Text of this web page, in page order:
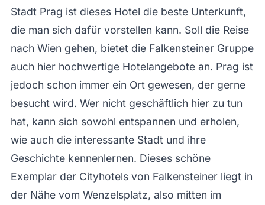
Stadt Prag ist dieses Hotel die beste Unterkunft,
die man sich dafür vorstellen kann. Soll die Reise
nach Wien gehen, bietet die Falkensteiner Gruppe
auch hier hochwertige Hotelangebote an. Prag ist
jedoch schon immer ein Ort gewesen, der gerne
besucht wird. Wer nicht geschäftlich hier zu tun
hat, kann sich sowohl entspannen und erholen,
wie auch die interessante Stadt und ihre
Geschichte kennenlernen. Dieses schöne
Exemplar der Cityhotels von Falkensteiner liegt in
der Nähe vom Wenzelsplatz, also mitten im